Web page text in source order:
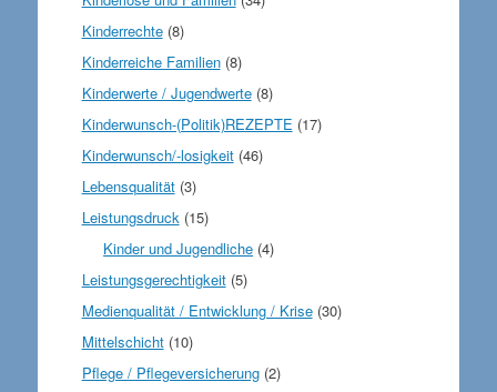
Kinderrechte(8)
Kinderreiche Familien(8)
Kinderwerte / Jugendwerte(8)
Kinderwunsch-(Politik)REZEPTE (17)
Kinderwunsch/-losigkeit(46)
Lebensqualität(3)
Leistungsdruck(15)
Kinder und Jugendliche (4)
Leistungsgerechtigkeit(5)
Medienqualität / Entwicklung / Krise(30)
Mittelschicht(10)
Pflege / Pflegeversicherung(2)